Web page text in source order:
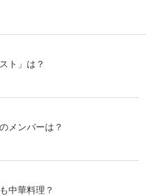
ト」は？
メンバーは？
中華料理？